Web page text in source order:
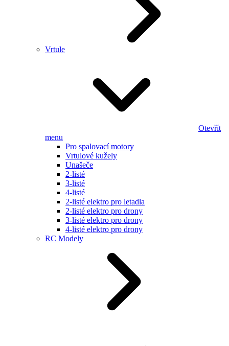
Vrtule
Otevřít
menu
Pro spalovací motory
Vrtulové kužely
Unašeče
2-listé
3-listé
4-listé
2-listé elektro pro letadla
2-listé elektro pro drony
3-listé elektro pro drony
4-listé elektro pro drony
RC Modely